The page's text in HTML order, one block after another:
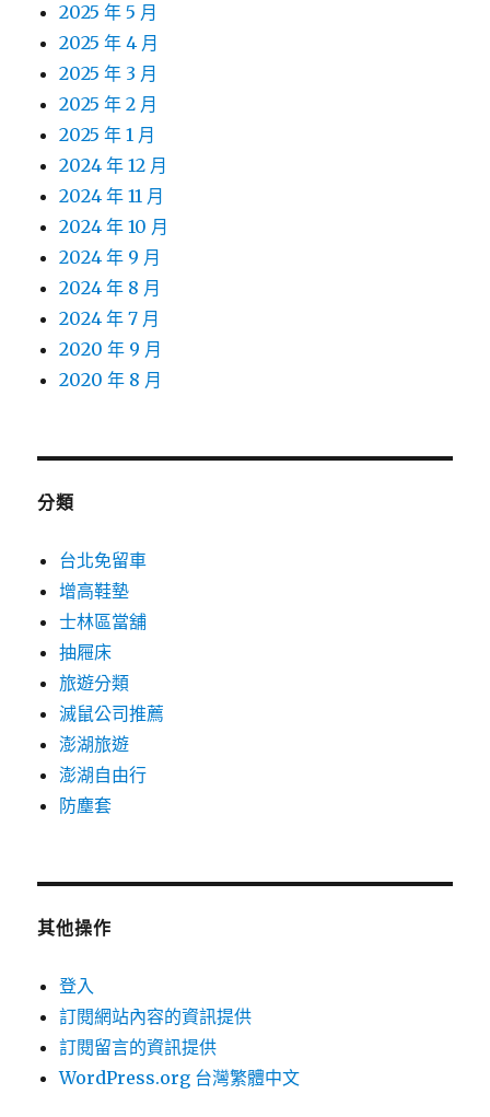
2025 年 5 月
2025 年 4 月
2025 年 3 月
2025 年 2 月
2025 年 1 月
2024 年 12 月
2024 年 11 月
2024 年 10 月
2024 年 9 月
2024 年 8 月
2024 年 7 月
2020 年 9 月
2020 年 8 月
分類
台北免留車
增高鞋墊
士林區當舖
抽屜床
旅遊分類
滅鼠公司推薦
澎湖旅遊
澎湖自由行
防塵套
其他操作
登入
訂閱網站內容的資訊提供
訂閱留言的資訊提供
WordPress.org 台灣繁體中文